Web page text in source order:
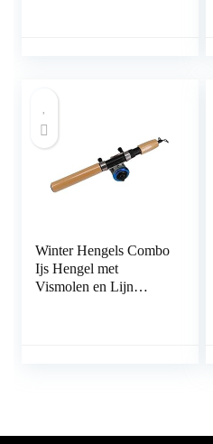
Winter Hengels Combo
Ijs Hengel met
Vismolen en Lijn